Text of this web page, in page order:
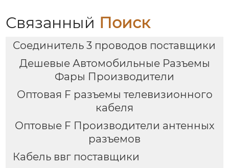
Связанный Поиск
Соединитель 3 проводов поставщики
Дешевые Автомобильные Разъемы
Фары Производители
Оптовая F разъемы телевизионного
кабеля
Оптовые F Производители антенных
разъемов
Кабель ввг поставщики